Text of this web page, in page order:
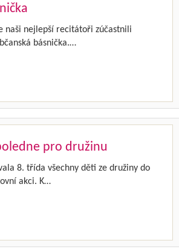
naši nejlepší recitátoři zúčastnili
básnička.…
pro družinu
8. třída všechny děti ze družiny do
akci. K…